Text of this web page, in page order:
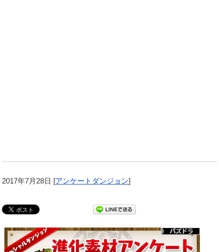
2017年7月28日 [アンケートダンジョン]